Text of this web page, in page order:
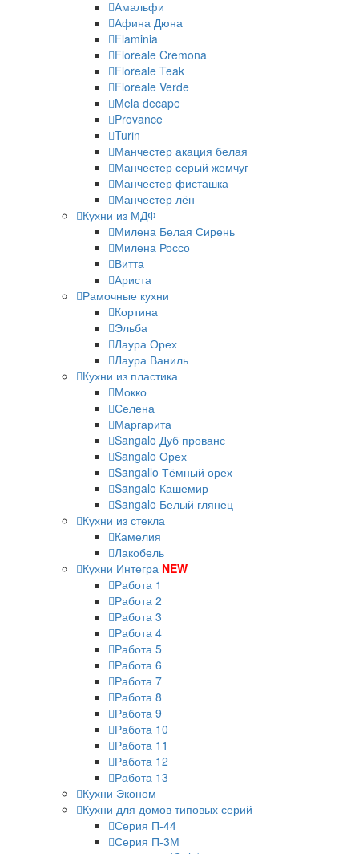
Амальфи
Афина Дюна
Flaminia
Floreale Cremona
Floreale Teak
Floreale Verde
Mela decape
Provance
Turin
Манчестер акация белая
Манчестер серый жемчуг
Манчестер фисташка
Манчестер лён
Кухни из МДФ
Милена Белая Сирень
Милена Россо
Витта
Ариста
Рамочные кухни
Кортина
Эльба
Лаура Орех
Лаура Ваниль
Кухни из пластика
Мокко
Селена
Маргарита
Sangalo Дуб прованс
Sangalo Орех
Sangallo Тёмный орех
Sangalo Кашемир
Sangalo Белый глянец
Кухни из стекла
Камелия
Лакобель
Кухни Интегра NEW
Работа 1
Работа 2
Работа 3
Работа 4
Работа 5
Работа 6
Работа 7
Работа 8
Работа 9
Работа 10
Работа 11
Работа 12
Работа 13
Кухни Эконом
Кухни для домов типовых серий
Серия П-44
Серия П-3М